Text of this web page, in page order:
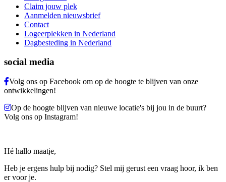
Claim jouw plek
Aanmelden nieuwsbrief
Contact
Logeerplekken in Nederland
Dagbesteding in Nederland
social media
Volg ons op Facebook om op de hoogte te blijven van onze
ontwikkelingen!
Op de hoogte blijven van nieuwe locatie's bij jou in de buurt?
Volg ons op Instagram!
Hé hallo maatje,
Heb je ergens hulp bij nodig? Stel mij gerust een vraag hoor, ik ben
er voor je.